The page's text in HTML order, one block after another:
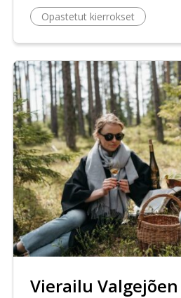
Opastetut kierrokset
Vierailu